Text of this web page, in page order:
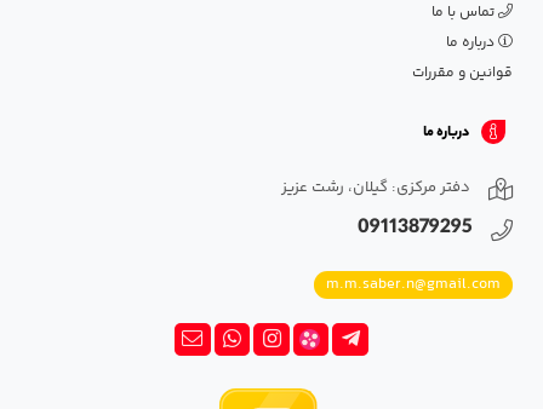
تماس با ما
درباره ما
قوانین و مقررات
درباره ما
دفتر مرکزی: گیلان، رشت عزیز
09113879295
m.m.saber.n@gmail.com